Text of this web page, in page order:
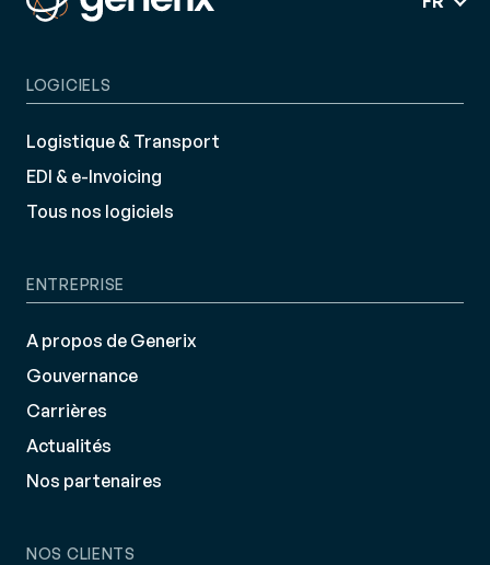
LOGICIELS
Logistique & Transport
EDI & e-Invoicing
Tous nos logiciels
ENTREPRISE
A propos de Generix
Gouvernance
Carrières
Actualités
Nos partenaires
NOS CLIENTS